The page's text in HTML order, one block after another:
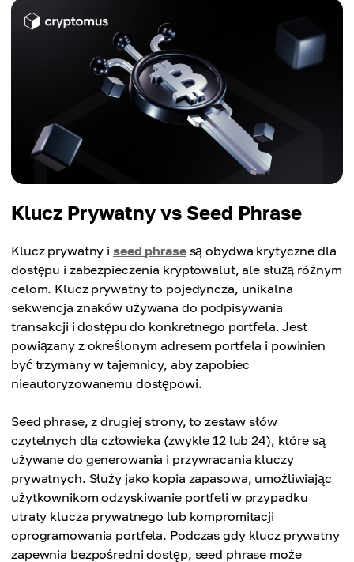
Klucz Prywatny vs Seed Phrase
Klucz prywatny i seed phrasesą obydwa krytyczne dla
dostępu i zabezpieczenia kryptowalut, ale służą różnym
celom. Klucz prywatny to pojedyncza, unikalna
sekwencja znaków używana do podpisywania
transakcji i dostępu do konkretnego portfela. Jest
powiązany z określonym adresem portfela i powinien
być trzymany w tajemnicy, aby zapobiec
nieautoryzowanemu dostępowi.
Seed phrase, z drugiej strony, to zestaw słów
czytelnych dla człowieka (zwykle 12 lub 24), które są
używane do generowania i przywracania kluczy
prywatnych. Służy jako kopia zapasowa, umożliwiając
użytkownikom odzyskiwanie portfeli w przypadku
utraty klucza prywatnego lub kompromitacji
oprogramowania portfela. Podczas gdy klucz prywatny
zapewnia bezpośredni dostęp, seed phrase może